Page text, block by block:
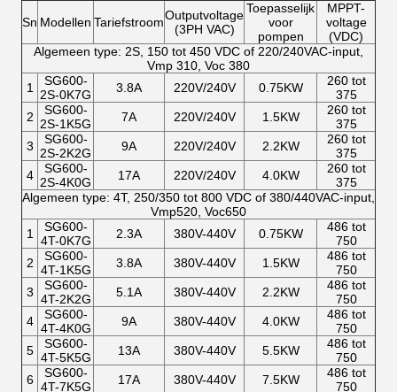
Sn Modellen TariefstroomOutputvoltage
(3PH VAC)
Toepasselijk
voor
pompen
MPPT-
voltage
(VDC)
Algemeen type: 2S, 150 tot 450 VDC of 220/240VAC-input,
Vmp 310, Voc 380
1
SG600-
2S-0K7G
3.8A 220V/240V 0.75KW
260 tot
375
2
SG600-
2S-1K5G
7A 220V/240V 1.5KW
260 tot
375
3
SG600-
2S-2K2G
9A 220V/240V 2.2KW
260 tot
375
4
SG600-
2S-4K0G
17A 220V/240V 4.0KW
260 tot
375
Algemeen type: 4T, 250/350 tot 800 VDC of 380/440VAC-input,
Vmp520, Voc650
1
SG600-
4T-0K7G
2.3A 380V-440V 0.75KW
486 tot
750
2
SG600-
4T-1K5G
3.8A 380V-440V 1.5KW
486 tot
750
3
SG600-
4T-2K2G
5.1A 380V-440V 2.2KW
486 tot
750
4
SG600-
4T-4K0G
9A 380V-440V 4.0KW
486 tot
750
5
SG600-
4T-5K5G
13A 380V-440V 5.5KW
486 tot
750
6
SG600-
4T-7K5G
17A 380V-440V 7.5KW
486 tot
750